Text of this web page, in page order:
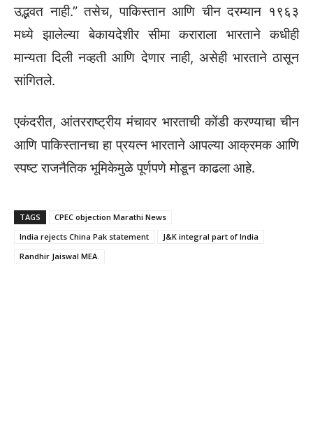
उद्भवत नाही.” तसेच, पाकिस्तान आणि चीन दरम्यान १९६३
मध्ये झालेल्या बेकायदेशीर सीमा कराराला भारताने कधीही
मान्यता दिली नव्हती आणि देणार नाही, असेही भारताने ठासून
सांगितले.
एकंदरीत, आंतरराष्ट्रीय मंचावर भारताची कोंडी करण्याचा चीन
आणि पाकिस्तानचा हा प्रयत्न भारताने आपल्या आक्रमक आणि
स्पष्ट राजनैतिक भूमिकेमुळे पूर्णपणे मोडून काढला आहे.
TAGS
CPEC objection Marathi News
India rejects China Pak statement
J&K integral part of India
Randhir Jaiswal MEA.